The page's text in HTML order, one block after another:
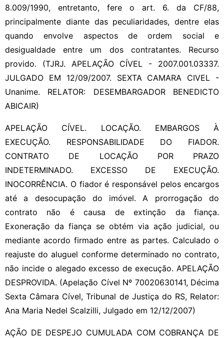
8.009/1990, entretanto, fere o art. 6. da CF/88,
principalmente diante das peculiaridades, dentre elas
quando envolve aspectos de ordem social e
desigualdade entre um dos contratantes. Recurso
provido. (TJRJ. APELAÇÃO CÍVEL - 2007.001.03337.
JULGADO EM 12/09/2007. SEXTA CAMARA CIVEL -
Unanime. RELATOR: DESEMBARGADOR BENEDICTO
ABICAIR)
APELAÇÃO CÍVEL. LOCAÇÃO. EMBARGOS À
EXECUÇÃO. RESPONSABILIDADE DO FIADOR.
CONTRATO DE LOCAÇÃO POR PRAZO
INDETERMINADO. EXCESSO DE EXECUÇÃO.
INOCORRÊNCIA. O fiador é responsável pelos encargos
até a desocupação do imóvel. A prorrogação do
contrato não é causa de extinção da fiança.
Exoneração da fiança se obtém via ação judicial, ou
mediante acordo firmado entre as partes. Calculado o
reajuste do aluguel conforme determinado no contrato,
não incide o alegado excesso de execução. APELAÇÃO
DESPROVIDA. (Apelação Cível Nº 70020630141, Décima
Sexta Câmara Cível, Tribunal de Justiça do RS, Relator:
Ana Maria Nedel Scalzilli, Julgado em 12/12/2007)
AÇÃO DE DESPEJO CUMULADA COM COBRANÇA DE